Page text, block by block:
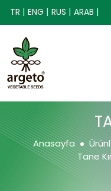
TR | ENG | RUS | ARAB |
Anasayfa
Tane